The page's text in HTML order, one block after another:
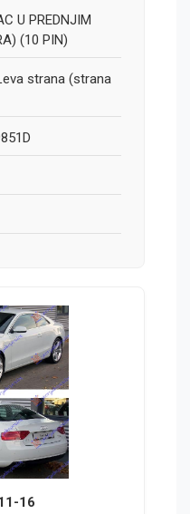
U PREDNJIM
(10 PIN)
strana (strana
16